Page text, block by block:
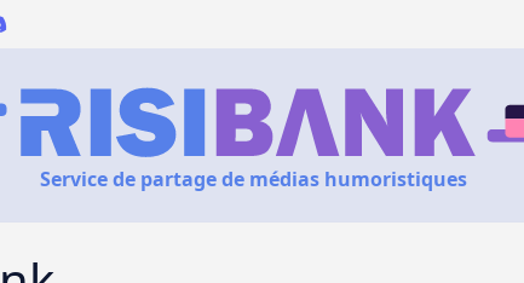
Service de partage de médias humoristiques